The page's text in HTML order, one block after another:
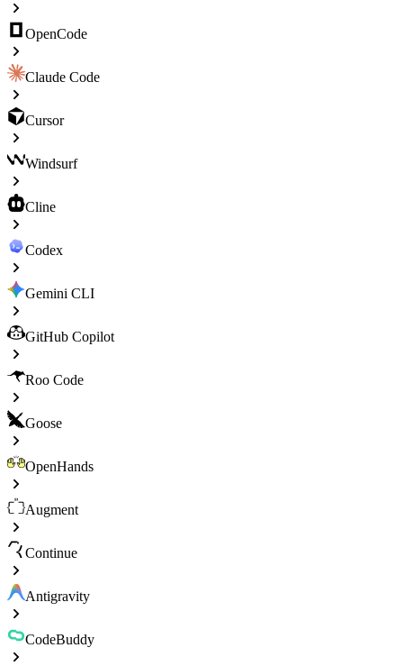
OpenCode
Claude Code
Cursor
Windsurf
Cline
Codex
Gemini CLI
GitHub Copilot
Roo Code
Goose
OpenHands
Augment
Continue
Antigravity
CodeBuddy